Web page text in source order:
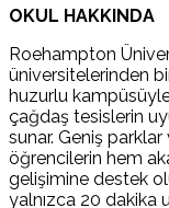
OKUL HAKKINDA
Roehampton
üniversitelerinden
huzurlu
çağdaş tesislerin
sunar. Geniş
öğrencilerin hem
gelişimine destek
yalnızca 20 dakika